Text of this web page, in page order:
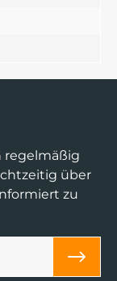
regelmäßig
über
zu